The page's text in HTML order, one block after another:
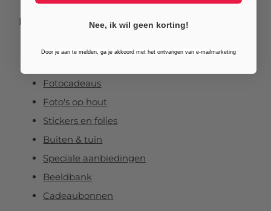
Populaire thema’s
Fotocadeaus
Foto's op hout
Stickers en folies
Buiten & tuin
Speciale aanbiedingen
Beeldbank
Cadeaubonnen
Nee, ik wil geen korting!
Door je aan te melden, ga je akkoord met het ontvangen van e-mailmarketing